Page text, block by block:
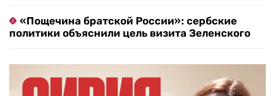
«Пощечина братской России»: сербские
политики объяснили цель визита Зеленского